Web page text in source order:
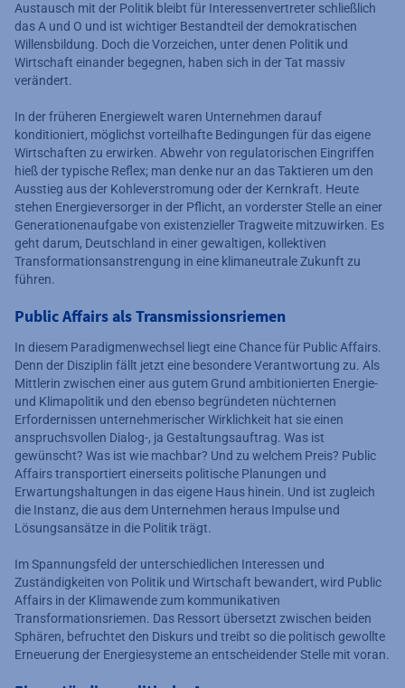
Austausch mit der Politik bleibt für Interessenvertreter schließlich
das A und O und ist wichtiger Bestandteil der demokratischen
Willensbildung. Doch die Vorzeichen, unter denen Politik und
Wirtschaft einander begegnen, haben sich in der Tat massiv
verändert.
In der früheren Energiewelt waren Unternehmen darauf
konditioniert, möglichst vorteilhafte Bedingungen für das eigene
Wirtschaften zu erwirken. Abwehr von regulatorischen Eingriffen
hieß der typische Reflex; man denke nur an das Taktieren um den
Ausstieg aus der Kohleverstromung oder der Kernkraft. Heute
stehen Energieversorger in der Pflicht, an vorderster Stelle an einer
Generationenaufgabe von existenzieller Tragweite mitzuwirken. Es
geht darum, Deutschland in einer gewaltigen, kollektiven
Transformationsanstrengung in eine klimaneutrale Zukunft zu
führen.
Public Affairs als Transmissionsriemen
In diesem Paradigmenwechsel liegt eine Chance für Public Affairs.
Denn der Disziplin fällt jetzt eine besondere Verantwortung zu. Als
Mittlerin zwischen einer aus gutem Grund ambitionierten Energie-
und Klimapolitik und den ebenso begründeten nüchternen
Erfordernissen unternehmerischer Wirklichkeit hat sie einen
anspruchsvollen Dialog-, ja Gestaltungsauftrag. Was ist
gewünscht? Was ist wie machbar? Und zu welchem Preis? Public
Affairs transportiert einerseits politische Planungen und
Erwartungshaltungen in das eigene Haus hinein. Und ist zugleich
die Instanz, die aus dem Unternehmen heraus Impulse und
Lösungsansätze in die Politik trägt.
Im Spannungsfeld der unterschiedlichen Interessen und
Zuständigkeiten von Politik und Wirtschaft bewandert, wird Public
Affairs in der Klimawende zum kommunikativen
Transformationsriemen. Das Ressort übersetzt zwischen beiden
Sphären, befruchtet den Diskurs und treibt so die politisch gewollte
Erneuerung der Energiesysteme an entscheidender Stelle mit voran.